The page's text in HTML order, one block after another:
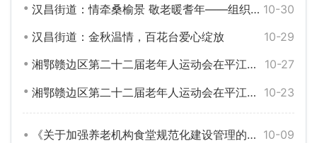
10-30
汉昌街道：情牵桑榆景 敬老暖耆年——组织开展“敬老月”主题活动
10-29
汉昌街道：金秋温情，百花台爱心绽放
10-27
湘鄂赣边区第二十二届老年人运动会在平江圆满闭幕
10-23
湘鄂赣边区第二十二届老年人运动会在平江开幕
10-09
《关于加强养老机构食堂规范化建设管理的通知》政策解读